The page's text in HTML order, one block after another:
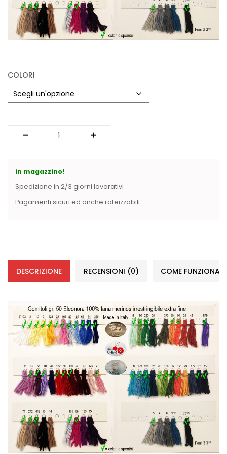
Vintage (165)
COLORI
in magazzino!
Spedizione in 2/3 giorni lavorativi
Pagamenti sicuri ed anche rateizzabili
DESCRIZIONE RECENSIONI (0) COME